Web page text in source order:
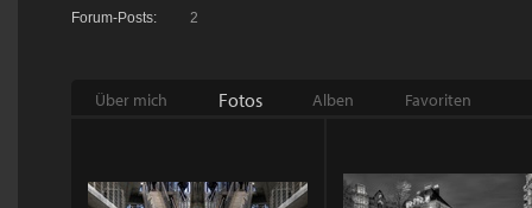
Forum-Posts:
2
Über mich Fotos Alben Favoriten